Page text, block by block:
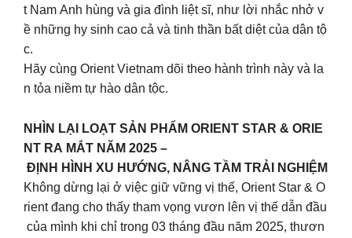
t Nam Anh hùng và gia đình liệt sĩ, như lời nhắc nhở v
ề những hy sinh cao cả và tinh thần bất diệt của dân tộ
c.
Hãy cùng Orient Vietnam dõi theo hành trình này và la
n tỏa niềm tự hào dân tộc.
NHÌN LẠI LOẠT SẢN PHẨM ORIENT STAR & ORIE
NT RA MẮT NĂM 2025 –
ĐỊNH HÌNH XU HƯỚNG, NÂNG TẦM TRẢI NGHIỆM
Không dừng lại ở việc giữ vững vị thế, Orient Star & O
rient đang cho thấy tham vọng vươn lên vị thế dẫn đầu
của mình khi chỉ trong 03 tháng đầu năm 2025, thươn